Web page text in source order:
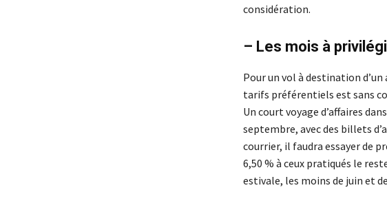
considération.
– Les mois à
Pour un vol à destination
tarifs préférentiels est sans
Un court voyage d’affaires
septembre, avec des billets
courrier, il faudra essayer de
6,50 % à ceux pratiqués le
estivale, les moins de juin et